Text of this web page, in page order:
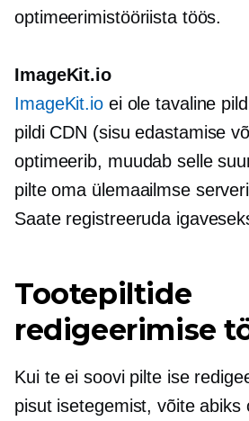
optimeerimistööriista töös.
ImageKit.io
ImageKit.ioei ole tavaline
pildi CDN (sisu edastamise
optimeerib, muudab selle
pilte oma ülemaailmse
Saate registreeruda
Tootepiltide
redigeerimise
Kui te ei soovi pilte ise
pisut isetegemist, võite abiks